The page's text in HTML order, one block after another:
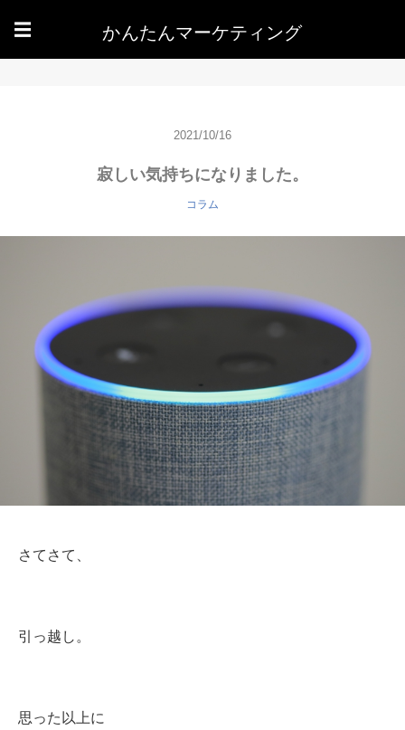
☰ かんたんマーケティング
2021/10/16
寂しい気持ちになりました。
コラム
さてさて、
引っ越し。
思った以上に